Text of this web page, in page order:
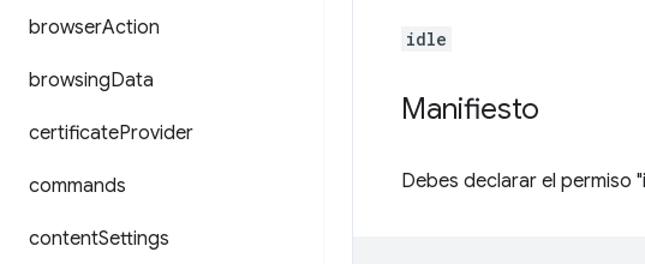
browserAction
browsingData
certificateProvider
commands
contentSettings
idle
Manifiesto
Debes declarar el permiso